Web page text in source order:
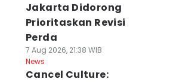
Jakarta Didorong
Prioritaskan Revisi
Perda
7 Aug 2026, 21:38 WIB
News
Cancel Culture: